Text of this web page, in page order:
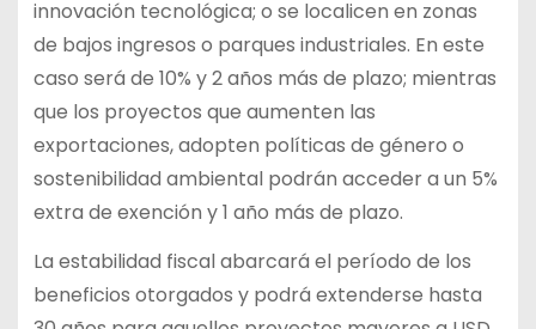
innovación tecnológica; o se localicen en zonas
de bajos ingresos o parques industriales. En este
caso será de 10% y 2 años más de plazo; mientras
que los proyectos que aumenten las
exportaciones, adopten políticas de género o
sostenibilidad ambiental podrán acceder a un 5%
extra de exención y 1 año más de plazo.
La estabilidad fiscal abarcará el período de los
beneficios otorgados y podrá extenderse hasta